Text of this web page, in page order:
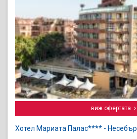
виж офертата
Хотел Мариата Палас**** - Несебър